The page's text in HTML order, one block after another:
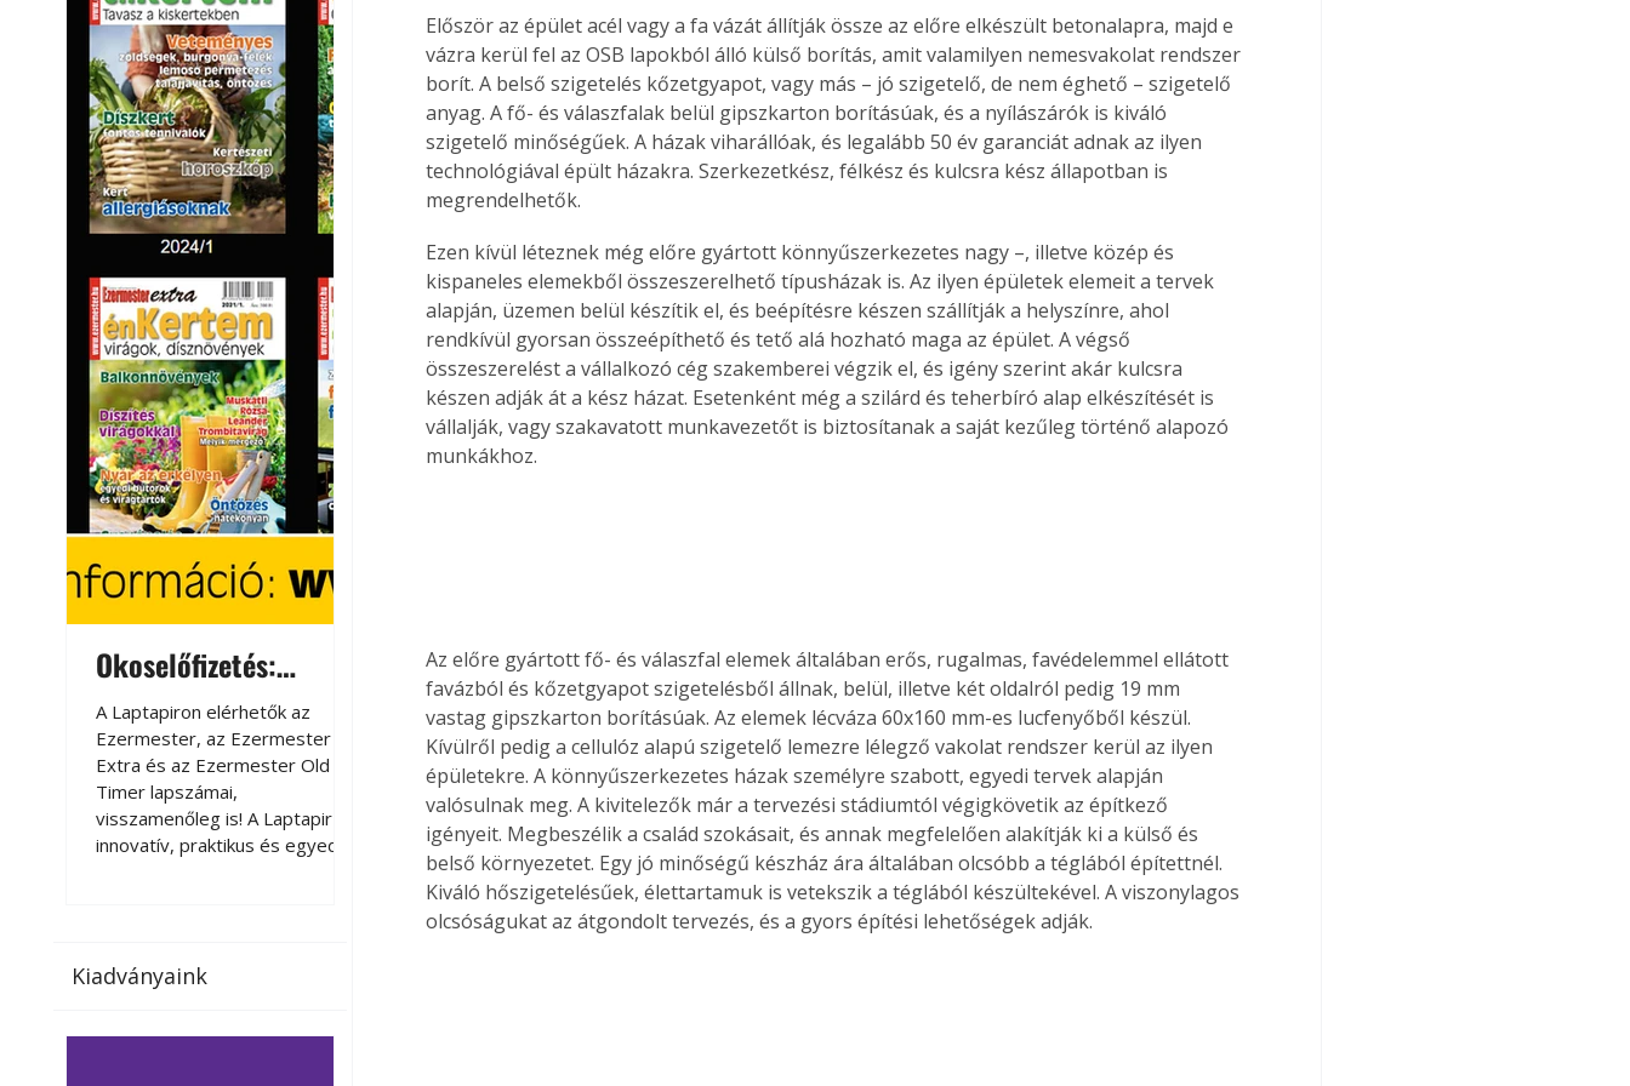
Okoselőfizetés:
Ezermester Extra
A Laptapiron elérhetők az
Ezermester, az Ezermester
Extra és az Ezermester Old
Timer lapszámai,
visszamenőleg is! A Laptapir új,
innovatív, praktikus és egyedi
az otthonában, útközben vagy
elérhetők lapszámaink. Bárhol,
Okoselőfizetés
A Laptapiron elérhetők az
Ezermester, az Ezermester
Extra és az Ezermester Old
Timer lapszámai,
visszamenőleg is! A Laptapir új,
innovatív, praktikus és egyedi
megoldás a nyomtatott
magazinok digitális olvasására
számítógépen, okostelefonon
Együtt jobban megéri!
Bővebb információ itt!
Együtt jobban megéri! A
könyvek tetszőleges
párosítással kedvezményes
áron, 0 Ft postaköltséggel
megrendelhetők!
Kiadványaink
Először az épület acél vagy a fa vázát állítják össze az előre elkészült betonalapra, majd e
vázra kerül fel az OSB lapokból álló külső borítás, amit valamilyen nemesvakolat rendszer
borít. A belső szigetelés kőzetgyapot, vagy más – jó szigetelő, de nem éghető – szigetelő
anyag. A fő- és válaszfalak belül gipszkarton borításúak, és a nyílászárók is kiváló
szigetelő minőségűek. A házak viharállóak, és legalább 50 év garanciát adnak az ilyen
technológiával épült házakra. Szerkezetkész, félkész és kulcsra kész állapotban is
megrendelhetők.
Ezen kívül léteznek még előre gyártott könnyűszerkezetes nagy –, illetve közép és
kispaneles elemekből összeszerelhető típusházak is. Az ilyen épületek elemeit a tervek
alapján, üzemen belül készítik el, és beépítésre készen szállítják a helyszínre, ahol
rendkívül gyorsan összeépíthető és tető alá hozható maga az épület. A végső
összeszerelést a vállalkozó cég szakemberei végzik el, és igény szerint akár kulcsra
készen adják át a kész házat. Esetenként még a szilárd és teherbíró alap elkészítését is
vállalják, vagy szakavatott munkavezetőt is biztosítanak a saját kezűleg történő alapozó
munkákhoz.
Az előre gyártott fő- és válaszfal elemek általában erős, rugalmas, favédelemmel ellátott
favázból és kőzetgyapot szigetelésből állnak, belül, illetve két oldalról pedig 19 mm
vastag gipszkarton borításúak. Az elemek lécváza 60x160 mm-es lucfenyőből készül.
Kívülről pedig a cellulóz alapú szigetelő lemezre lélegző vakolat rendszer kerül az ilyen
épületekre. A könnyűszerkezetes házak személyre szabott, egyedi tervek alapján
valósulnak meg. A kivitelezők már a tervezési stádiumtól végigkövetik az építkező
igényeit. Megbeszélik a család szokásait, és annak megfelelően alakítják ki a külső és
belső környezetet. Egy jó minőségű készház ára általában olcsóbb a téglából építettnél.
Kiváló hőszigetelésűek, élettartamuk is vetekszik a téglából készültekével. A viszonylagos
olcsóságukat az átgondolt tervezés, és a gyors építési lehetőségek adják.